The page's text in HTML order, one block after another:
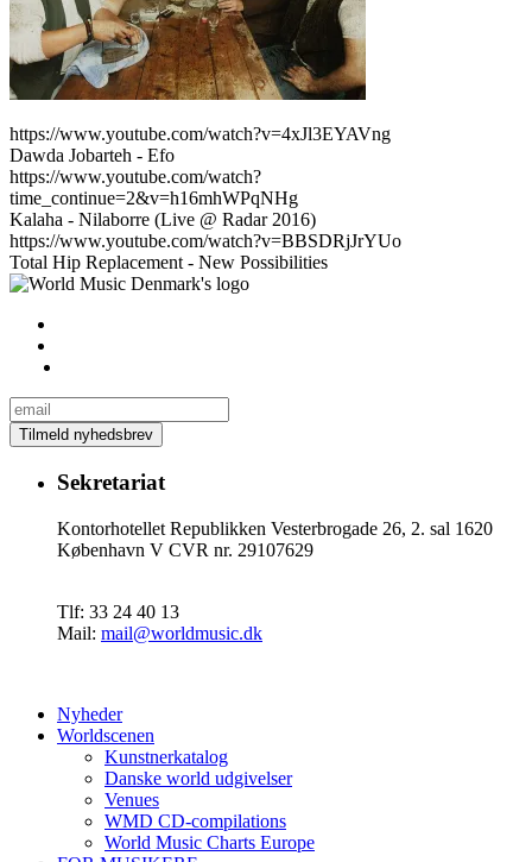
https://www.youtube.com/watch?v=4xJl3EYAVng
Dawda Jobarteh - Efo
https://www.youtube.com/watch?
time_continue=2&v=h16mhWPqNHg
Kalaha - Nilaborre (Live @ Radar 2016)
https://www.youtube.com/watch?v=BBSDRjJrYUo
Total Hip Replacement - New Possibilities
Sekretariat
Kontorhotellet Republikken Vesterbrogade 26, 2. sal 1620
København V CVR nr. 29107629
Tlf: 33 24 40 13
Mail: mail@worldmusic.dk
Nyheder
Worldscenen
Kunstnerkatalog
Danske world udgivelser
Venues
WMD CD-compilations
World Music Charts Europe